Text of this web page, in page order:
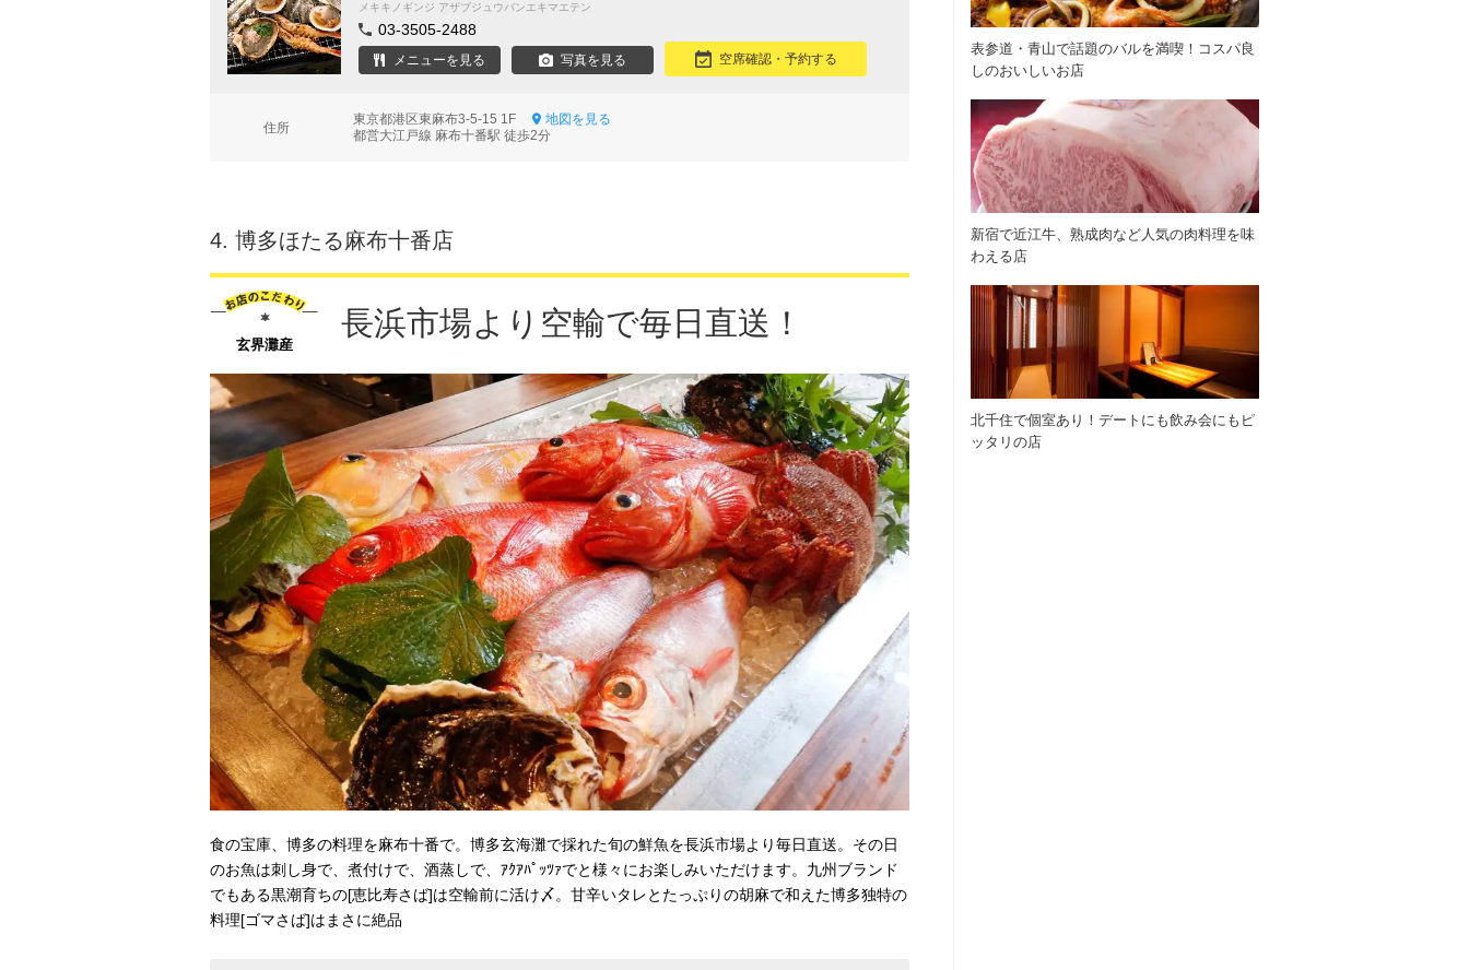
メキキノギンジ アザブジュウバンエキマエテン
03-3505-2488
メニューを見る 写真を見る 空席確認・予約する
住所
東京都港区東麻布3-5-15 1F
地図を見る
都営大江戸線 麻布十番駅 徒歩2分
4. 博多ほたる麻布十番店
玄界灘産
長浜市場より空輸で毎日直送！
食の宝庫、博多の料理を麻布十番で。博多玄海灘で採れた旬の鮮魚を長浜市場より毎日直送。その日
のお魚は刺し身で、煮付けで、酒蒸しで、ｱｸｱﾊﾟｯﾂｧでと様々にお楽しみいただけます。九州ブランド
でもある黒潮育ちの[恵比寿さば]は空輸前に活け〆。甘辛いタレとたっぷりの胡麻で和えた博多独特の
料理[ゴマさば]はまさに絶品
表参道・青山で話題のバルを満喫！コスパ良
しのおいしいお店
新宿で近江牛、熟成肉など人気の肉料理を味
わえる店
北千住で個室あり！デートにも飲み会にもピ
ッタリの店